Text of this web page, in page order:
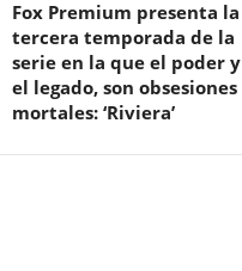
Fox Premium presenta la
tercera temporada de la
serie en la que el poder y
el legado, son obsesiones
mortales: ‘Riviera’